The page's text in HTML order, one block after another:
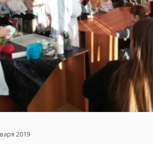
2019